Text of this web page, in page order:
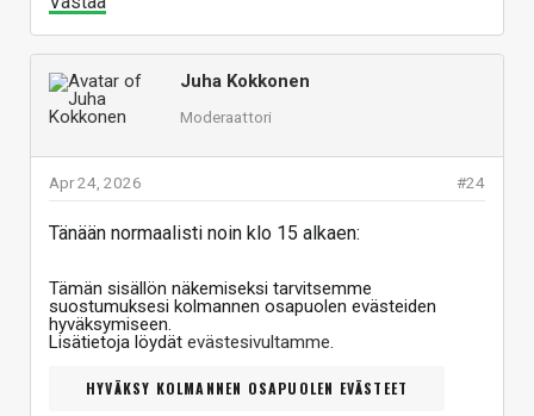
Juha Kokkonen
Moderaattori
#24
Apr 24, 2026
Tänään normaalisti noin klo 15 alkaen:
Tämän sisällön näkemiseksi tarvitsemme
suostumuksesi kolmannen osapuolen evästeiden
hyväksymiseen.
Lisätietoja löydät evästesivultamme
HYVÄKSY KOLMANNEN OSAPUOLEN EVÄSTEET